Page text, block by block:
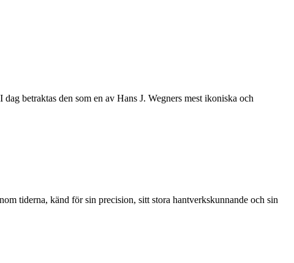
betraktas den som en av Hans J. Wegners mest ikoniska och
tiderna, känd för sin precision, sitt stora hantverkskunnande och sin